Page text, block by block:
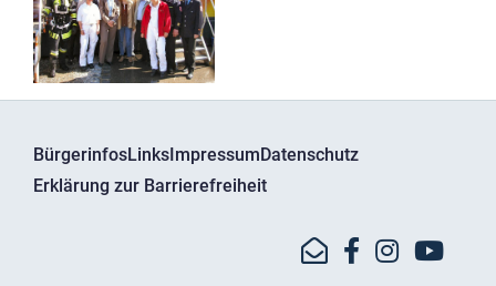
BürgerinfosLinksImpressumDatenschutz
Erklärung zur Barrierefreiheit